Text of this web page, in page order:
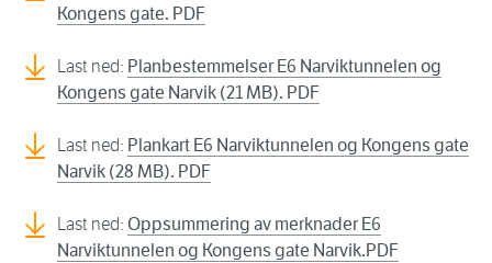
Kongens gate. PDF
Last ned: Planbestemmelser E6 Narviktunnelen og
Kongens gate Narvik (21 MB). PDF
Last ned: Plankart E6 Narviktunnelen og Kongens gate
Narvik (28 MB). PDF
Last ned: Oppsummering av merknader E6
Narviktunnelen og Kongens gate Narvik.PDF